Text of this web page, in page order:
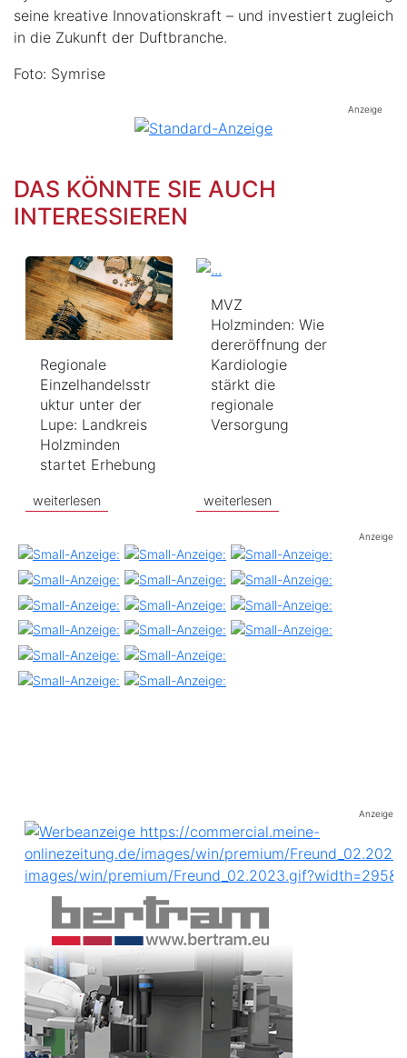
seine kreative Innovationskraft – und investiert zugleich
in die Zukunft der Duftbranche.
Foto: Symrise
Anzeige
DAS KÖNNTE SIE AUCH
INTERESSIEREN
Regionale
Einzelhandelsstr
uktur unter der
Lupe: Landkreis
Holzminden
startet Erhebung
weiterlesen
MVZ
Holzminden: Wie
dereröffnung der
Kardiologie
stärkt die
regionale
Versorgung
weiterlesen
Anzeige
Anzeige